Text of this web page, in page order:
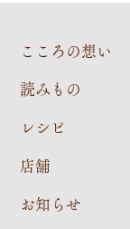
こころの想い
読みもの
レシピ
店舗
お知らせ